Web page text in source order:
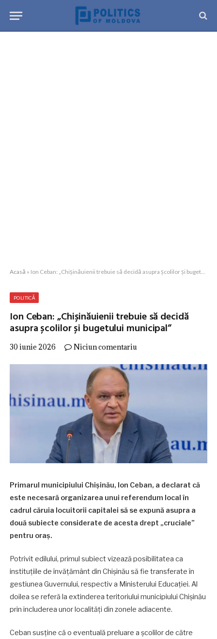
Acasă » Ion Ceban: „Chișinăuienii trebuie să decidă asupra școlilor și bugetului municipal”
POLITICĂ
Ion Ceban: „Chișinăuienii trebuie să decidă
asupra școlilor și bugetului municipal”
30 iunie 2026 Niciun comentariu
Primarul municipiului Chișinău, Ion Ceban, a declarat că
este necesară organizarea unui referendum local în
cadrul căruia locuitorii capitalei să se expună asupra a
două subiecte considerate de acesta drept „cruciale”
pentru oraș.
Potrivit edilului, primul subiect vizează posibilitatea ca
instituțiile de învățământ din Chișinău să fie transferate în
gestiunea Guvernului, respectiv a Ministerului Educației. Al
doilea se referă la extinderea teritoriului municipiului Chișinău
prin includerea unor localități din zonele adiacente.
Ceban susține că o eventuală preluare a școlilor de către